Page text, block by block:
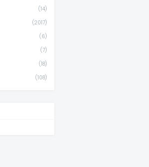
(14)
(2017)
(6)
(7)
(18)
(108)